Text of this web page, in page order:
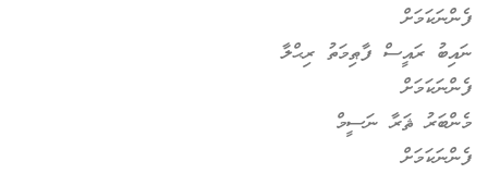
ފެންނަކަމަށް
ނައިބު ރައީސް ފާޠިމަތު ރިޙްލާ
ފެންނަކަމަށް
މެންބަރު ޘަރާ ނަސީމް
ފެންނަކަމަށް